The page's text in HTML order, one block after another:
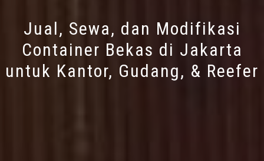
Jual, Sewa, dan Modifikasi
Container Bekas di Jakarta
untuk Kantor, Gudang, & Reefer